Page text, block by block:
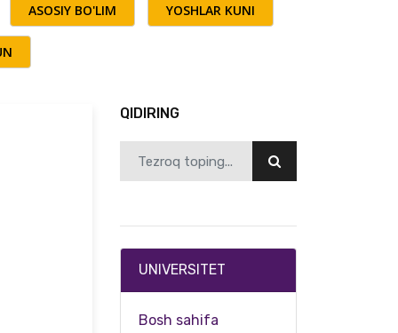
ASOSIY BO'LIM YOSHLAR KUNI
QIDIRING
UNIVERSITET
Bosh sahifa